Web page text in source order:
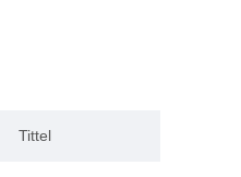
Tittel